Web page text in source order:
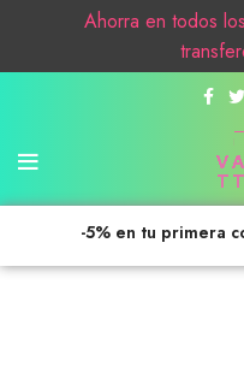
-5% en tu primera
Ahorra en todos